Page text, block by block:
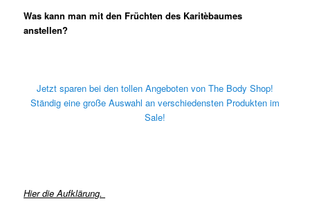
Was kann man mit den Früchten des Karitèbaumes
anstellen?
Jetzt sparen bei den tollen Angeboten von The Body Shop!
Ständig eine große Auswahl an verschiedensten Produkten im
Sale!
Hier die Aufklärung.